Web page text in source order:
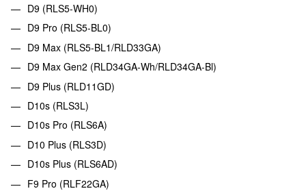
D9 (RLS5-WH0)
D9 Pro (RLS5-BL0)
D9 Max (RLS5-BL1/RLD33GA)
D9 Max Gen2 (RLD34GA-Wh/RLD34GA-Bl)
D9 Plus (RLD11GD)
D10s (RLS3L)
D10s Pro (RLS6A)
D10 Plus (RLS3D)
D10s Plus (RLS6AD)
F9 Pro (RLF22GA)